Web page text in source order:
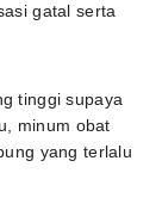
gatal serta
tinggi supaya
minum obat
yang terlalu